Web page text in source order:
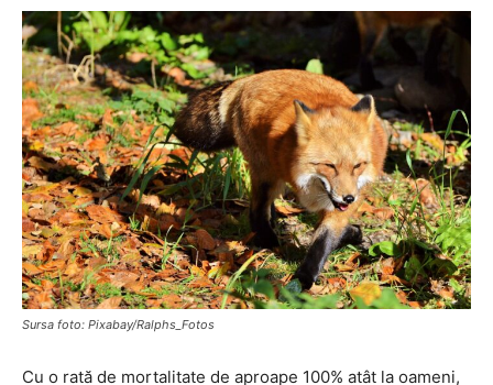
Sursa foto: Pixabay/Ralphs_Fotos
Cu o rată de mortalitate de aproape 100% atât la oameni,